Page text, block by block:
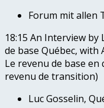
Forum mit allen
18:15 An Interview by
de base Québec,
Le revenu de base
revenu de transition)
Luc Gosselin,